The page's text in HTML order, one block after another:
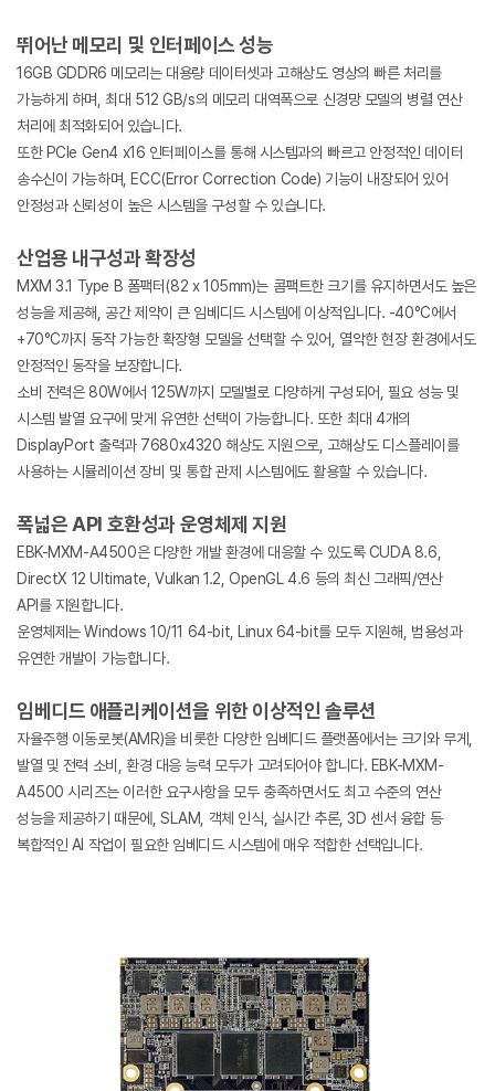
뛰어난 메모리 및 인터페이스 성능
16GB GDDR6 메모리는 대용량 데이터셋과 고해상도 영상의 빠른 처리를
가능하게 하며, 최대 512 GB/s의 메모리 대역폭으로 신경망 모델의 병렬 연산
처리에 최적화되어 있습니다.
또한 PCIe Gen4 x16 인터페이스를 통해 시스템과의 빠르고 안정적인 데이터
송수신이 가능하며, ECC(Error Correction Code) 기능이 내장되어 있어
안정성과 신뢰성이 높은 시스템을 구성할 수 있습니다.
산업용 내구성과 확장성
MXM 3.1 Type B 폼팩터(82 x 105mm)는 콤팩트한 크기를 유지하면서도 높은
성능을 제공해, 공간 제약이 큰 임베디드 시스템에 이상적입니다. -40°C에서
+70°C까지 동작 가능한 확장형 모델을 선택할 수 있어, 열악한 현장 환경에서도
안정적인 동작을 보장합니다.
소비 전력은 80W에서 125W까지 모델별로 다양하게 구성되어, 필요 성능 및
시스템 발열 요구에 맞게 유연한 선택이 가능합니다. 또한 최대 4개의
DisplayPort 출력과 7680x4320 해상도 지원으로, 고해상도 디스플레이를
사용하는 시뮬레이션 장비 및 통합 관제 시스템에도 활용할 수 있습니다.
폭넓은 API 호환성과 운영체제 지원
EBK-MXM-A4500은 다양한 개발 환경에 대응할 수 있도록 CUDA 8.6,
DirectX 12 Ultimate, Vulkan 1.2, OpenGL 4.6 등의 최신 그래픽/연산
API를 지원합니다.
운영체제는 Windows 10/11 64-bit, Linux 64-bit를 모두 지원해, 범용성과
유연한 개발이 가능합니다.
임베디드 애플리케이션을 위한 이상적인 솔루션
자율주행 이동로봇(AMR)을 비롯한 다양한 임베디드 플랫폼에서는 크기와 무게,
발열 및 전력 소비, 환경 대응 능력 모두가 고려되어야 합니다. EBK-MXM-
A4500 시리즈는 이러한 요구사항을 모두 충족하면서도 최고 수준의 연산
성능을 제공하기 때문에, SLAM, 객체 인식, 실시간 추론, 3D 센서 융합 등
복합적인 AI 작업이 필요한 임베디드 시스템에 매우 적합한 선택입니다.